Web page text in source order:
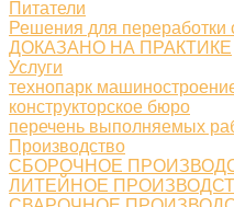
Питатели
Решения для переработки
ДОКАЗАНО НА ПРАКТИКЕ
Услуги
технопарк
конструкторское бюро
перечень выполняемых
Производство
СБОРОЧНОЕ
ЛИТЕЙНОЕ